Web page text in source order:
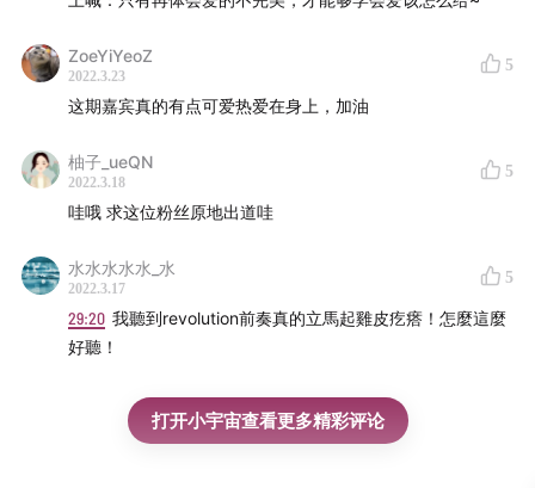
ZoeYiYeoZ
2022.3.23
5
这期嘉宾真的有点可爱热爱在身上，加油
柚子_ueQN
2022.3.18
5
哇哦 求这位粉丝原地出道哇
水水水水水_水
2022.3.17
5
29:20 我聽到revolution前奏真的立馬起雞皮疙瘩！怎麼這麼
好聽！
打开小宇宙查看更多精彩评论